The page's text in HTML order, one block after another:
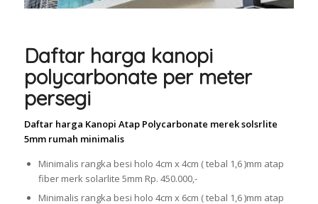
Daftar harga kanopi
polycarbonate per meter
persegi
Daftar harga Kanopi Atap Polycarbonate merek solsrlite
5mm rumah minimalis
Minimalis rangka besi holo 4cm x 4cm ( tebal 1,6 )mm atap
fiber merk solarlite 5mm Rp. 450.000,-
Minimalis rangka besi holo 4cm x 6cm ( tebal 1,6 )mm atap